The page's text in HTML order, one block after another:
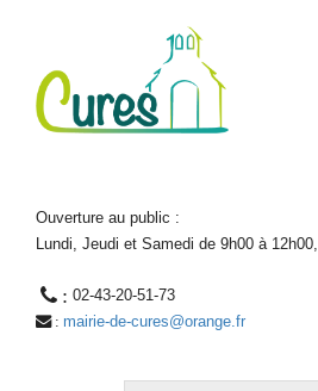
Ouverture au public :
Lundi, Jeudi et Samedi de 9h00 à 12h00,
: 02-43-20-51-73
: mairie-de-cures@orange.fr